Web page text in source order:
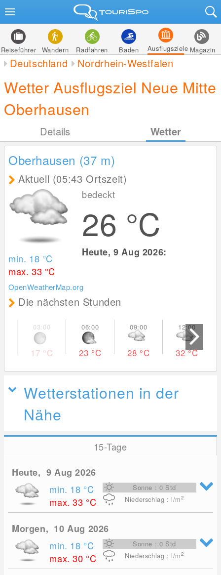
Reiseführer Wandern Radfahren Baden Ausflugsziele Magazin
Deutschland Nordrhein-Westfalen
Wetter Ausflugsziel Neue Mitte
Oberhausen
Details Wetter
Oberhausen (37 m)
Aktuell (05:43 Ortszeit)
min. 18 °C
max. 33 °C
OpenWeatherMap.org
bedeckt
26 °C
Heute, 9 Aug 2026:
Die nächsten Stunden
17 °C 23 °C 28 °C 32°C
Wetterstationen in der
Nähe
15-Tage
Heute, 9 Aug 2026
min. 18 °C
max. 33 °C
Sonne : 0 Std
Niederschlag : l/m2
Morgen, 10 Aug 2026
min. 18 °C
max. 30 °C
Sonne : 0 Std
Niederschlag : l/m2